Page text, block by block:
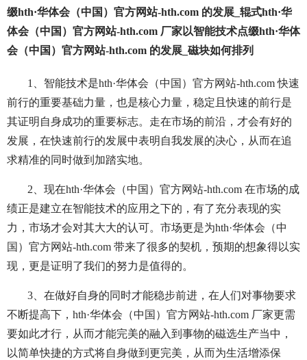
缀hth·华体会（中国）官方网站-hth.com 的发展_辊式hth·华
体会（中国）官方网站-hth.com 厂家以智能技术点缀hth·华体
会（中国）官方网站-hth.com 的发展_磁块如何排列
1、智能技术是hth·华体会（中国）官方网站-hth.com 快速
前行的重要基础力量，也是核心力量，稳定且快速的前行是
其证明自身成功的重要标志。走在市场的前沿，才会有好的
发展，在快速前行的发展中表明自我发展的决心，从而在追
求精准的同时做到加踏实地。
2、现在hth·华体会（中国）官方网站-hth.com 在市场的成
绩正是建立在智能技术的应用之下的，有了充分表现的实
力，市场才会对其大大的认可。市场更是为hth·华体会（中
国）官方网站-hth.com 带来了很多的契机，预期的想象得以实
现，更是证明了我们的努力是值得的。
3、在做好自身的同时才能稳步前进，在人们对事物要求
不断提高下，hth·华体会（中国）官方网站-hth.com 厂家更需
要如此才行，从而才能完美的融入到事物的磁选生产当中，
以简单快捷的方式将自身做到更完美，从而为生活增添保